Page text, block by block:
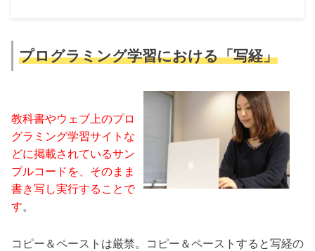
プログラミング学習における「写経」
教科書やウェブ上のプロ
グラミング学習サイトな
どに掲載されているサン
プルコードを、そのまま
書き写し実行することで
す。
コピー＆ペーストは厳禁。コピー＆ペーストすると写経の